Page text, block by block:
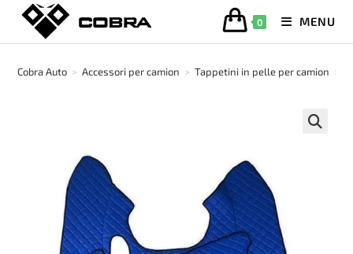
Salta
contenuto
0 MENU
Cobra Auto > Accessori per camion > Tappetini in pelle per camion >